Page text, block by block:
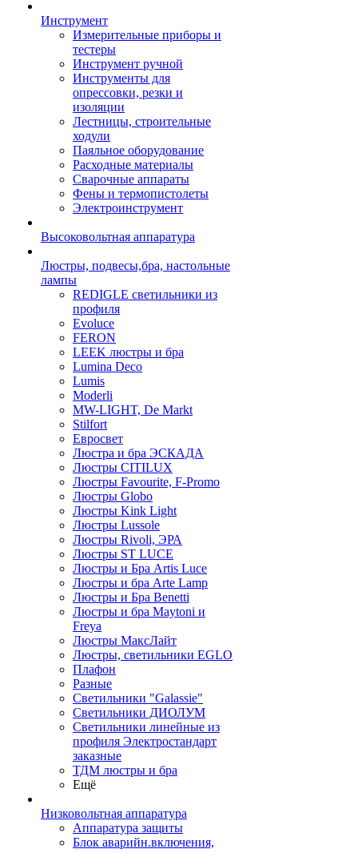
Инструмент
Измерительные приборы и
тестеры
Инструмент ручной
Инструменты для
опрессовки, резки и
изоляции
Лестницы, строительные
ходули
Паяльное оборудование
Расходные материалы
Сварочные аппараты
Фены и термопистолеты
Электроинструмент
Высоковольтная аппаратура
Люстры, подвесы,бра, настольные
лампы
REDIGLE светильники из
профиля
Evoluce
FERON
LEEK люстры и бра
Lumina Deco
Lumis
Moderli
MW-LIGHT, De Markt
Stilfort
Евросвет
Люстра и бра ЭСКАДА
Люстры CITILUX
Люстры Favourite, F-Promo
Люстры Globo
Люстры Kink Light
Люстры Lussole
Люстры Rivoli, ЭРА
Люстры ST LUCE
Люстры и Бра Artis Luce
Люстры и бра Arte Lamp
Люстры и Бра Benetti
Люстры и бра Maytoni и
Freya
Люстры МаксЛайт
Люстры, светильники EGLO
Плафон
Разные
Светильники "Galassie"
Светильники ДИОЛУМ
Светильники линейные из
профиля Электростандарт
заказные
ТДМ люстры и бра
Ещё
Низковольтная аппаратура
Аппаратура защиты
Блок аварийн.включения,